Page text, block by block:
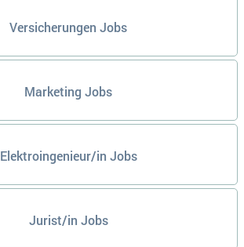
Versicherungen Jobs
Marketing Jobs
Elektroingenieur/in Jobs
Jurist/in Jobs